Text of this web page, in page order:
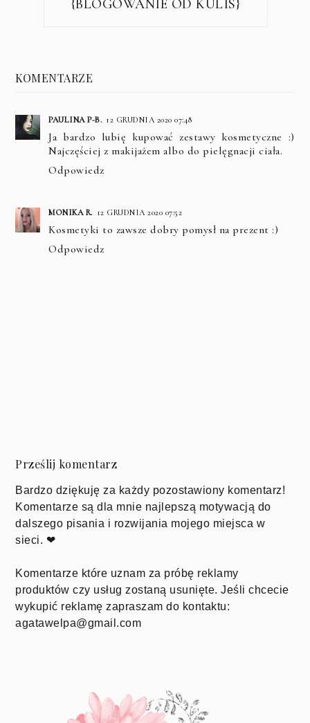
{BLOGOWANIE OD KULIS}
KOMENTARZE
PAULINA P-B. 12 GRUDNIA 2020 07:48
Ja bardzo lubię kupować zestawy kosmetyczne :)
Najczęściej z makijażem albo do pielęgnacji ciała.
Odpowiedz
MONIKA R. 12 GRUDNIA 2020 07:52
Kosmetyki to zawsze dobry pomysł na prezent :)
Odpowiedz
Prześlij komentarz
Bardzo dziękuję za każdy pozostawiony komentarz!
Komentarze są dla mnie najlepszą motywacją do
dalszego pisania i rozwijania mojego miejsca w
sieci. ❤
Komentarze które uznam za próbę reklamy
produktów czy usług zostaną usunięte. Jeśli chcecie
wykupić reklamę zapraszam do kontaktu:
agatawelpa@gmail.com